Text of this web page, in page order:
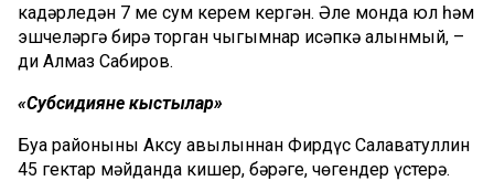
кадәрледән 7 мең сум керем кергән. Әле монда юл һәм
эшчеләргә бирә торган чыгымнар исәпкә алынмый, –
ди Алмаз Сабиров.
«Субсидияне кыстылар»
Буа районының Аксу авылыннан Фирдүс Салаватуллин
45 гектар мәйданда кишер, бәрәңге, чөгендер үстерә.